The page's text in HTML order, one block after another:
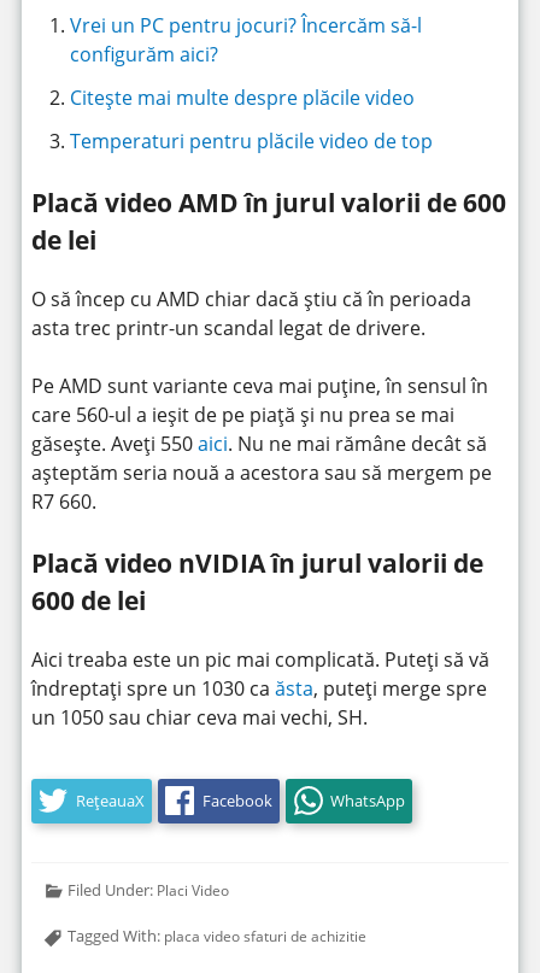
Vrei un PC pentru jocuri? Încercăm să-l
configurăm aici?
Citește mai multe despre plăcile video
Temperaturi pentru plăcile video de top
Placă video AMD în jurul valorii de 600
de lei
O să încep cu AMD chiar dacă știu că în perioada
asta trec printr-un scandal legat de drivere.
Pe AMD sunt variante ceva mai puține, în sensul în
care 560-ul a ieșit de pe piață și nu prea se mai
găsește. Aveți 550aici. Nu ne mai rămâne decât să
așteptăm seria nouă a acestora sau să mergem pe
R7 660.
Placă video nVIDIA în jurul valorii de
600 de lei
Aici treaba este un pic mai complicată. Puteți să vă
îndreptați spre un 1030 ca ăsta, puteți merge spre
un 1050 sau chiar ceva mai vechi, SH.
RețeauaX Facebook WhatsApp
Filed Under: Placi Video
Tagged With: placa video sfaturi de achizitie